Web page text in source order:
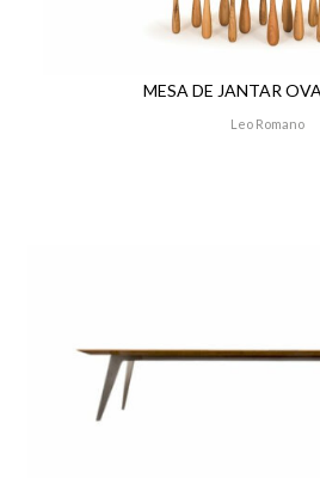
MESA DE JANTAR
Leo Romano